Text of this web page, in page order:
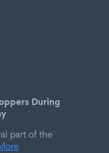
During
part of the